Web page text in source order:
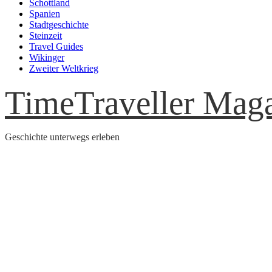
Schottland
Spanien
Stadtgeschichte
Steinzeit
Travel Guides
Wikinger
Zweiter Weltkrieg
TimeTraveller
Geschichte unterwegs erleben